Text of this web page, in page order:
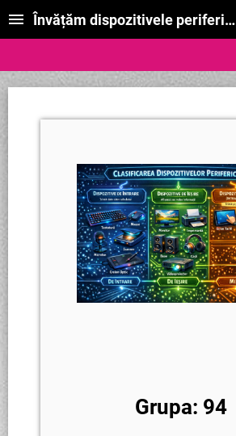
Învățăm dispozitivele periferice
Grupa: 94